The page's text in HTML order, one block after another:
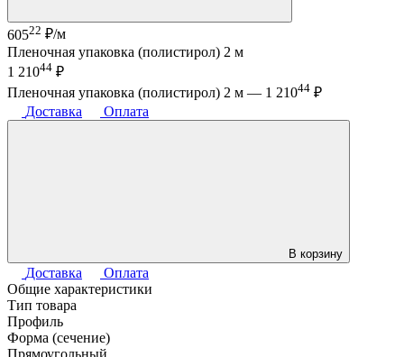
60522 ₽/м
Пленочная упаковка (полистирол) 2 м
1 21044 ₽
Пленочная упаковка (полистирол) 2 м — 1 21044 ₽
Доставка
Оплата
В корзину
Доставка
Оплата
Общие характеристики
Тип товара
Профиль
Форма (сечение)